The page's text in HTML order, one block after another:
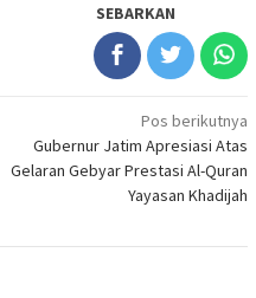
SEBARKAN
Pos berikutnya
Gubernur Jatim Apresiasi Atas
Gelaran Gebyar Prestasi Al-Quran
Yayasan Khadijah